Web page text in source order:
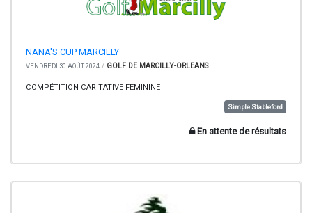
NANA'S CUP MARCILLY
VENDREDI 30 AOÛT 2024 / GOLF DE MARCILLY-ORLEANS
COMPÉTITION CARITATIVE FEMININE
Simple Stableford
En attente de résultats